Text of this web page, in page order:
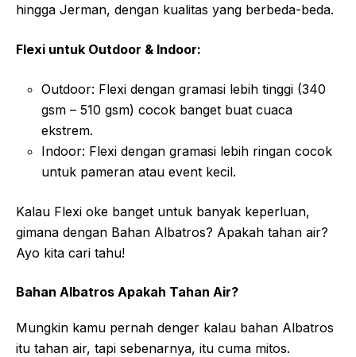
hingga Jerman, dengan kualitas yang berbeda-beda.
Flexi untuk Outdoor & Indoor:
Outdoor: Flexi dengan gramasi lebih tinggi (340
gsm – 510 gsm) cocok banget buat cuaca
ekstrem.
Indoor: Flexi dengan gramasi lebih ringan cocok
untuk pameran atau event kecil.
Kalau Flexi oke banget untuk banyak keperluan,
gimana dengan Bahan Albatros? Apakah tahan air?
Ayo kita cari tahu!
Bahan Albatros Apakah Tahan Air?
Mungkin kamu pernah denger kalau bahan Albatros
itu tahan air, tapi sebenarnya, itu cuma mitos.